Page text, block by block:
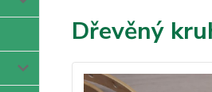
Dřevěný